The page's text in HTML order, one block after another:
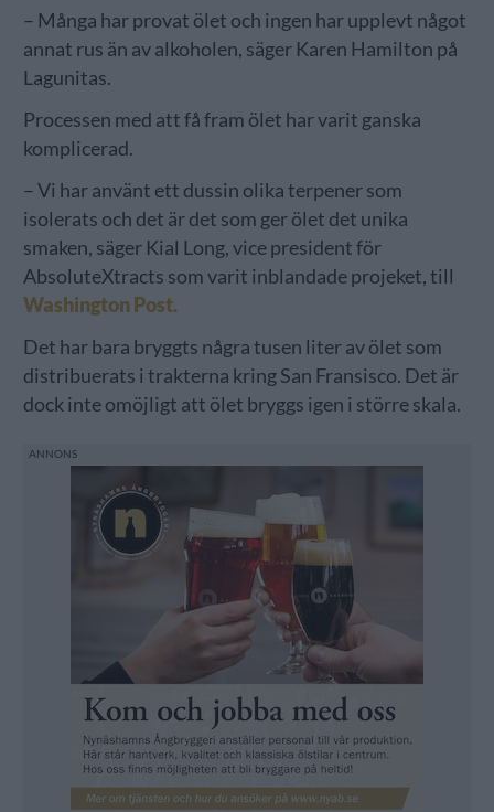
– Många har provat ölet och ingen har upplevt något
annat rus än av alkoholen, säger Karen Hamilton på
Lagunitas.
Processen med att få fram ölet har varit ganska
komplicerad.
– Vi har använt ett dussin olika terpener som
isolerats och det är det som ger ölet det unika
smaken, säger Kial Long, vice president för
AbsoluteXtracts som varit inblandade projeket, till
Washington Post.
Det har bara bryggts några tusen liter av ölet som
distribuerats i trakterna kring San Fransisco. Det är
dock inte omöjligt att ölet bryggs igen i större skala.